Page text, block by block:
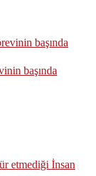
başında